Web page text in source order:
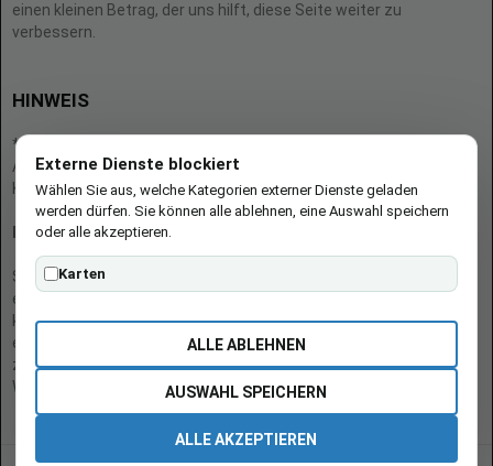
einen kleinen Betrag, der uns hilft, diese Seite weiter zu
verbessern.
HINWEIS
* = Afilliate-Link (=Werbung)
Als Amazon-Partner verdient der Seitenbetreiber an qualifizierten
Käufen.
Hinweis zu Preisen und Verfügbarkeiten
Sofern Produktpreise und Verfügbarkeiten angezeigt werden,
entsprechen diese dem angegebenen Stand (Datum/Uhrzeit) und
können sich auf der verlinkten Seite jederzeit ändern. Für den Kauf
eines Produkts gelten die Angaben zu Preis und Verfügbarkeit, die
zum Kaufzeitpunkt [auf der/den maßgeblichen Amazon-
Website(s)] angezeigt werden.
Externe Dienste blockiert
Wählen Sie aus, welche Kategorien externer Dienste geladen
werden dürfen. Sie können alle ablehnen, eine Auswahl speichern
oder alle akzeptieren.
Karten
ALLE ABLEHNEN
AUSWAHL SPEICHERN
ALLE AKZEPTIEREN